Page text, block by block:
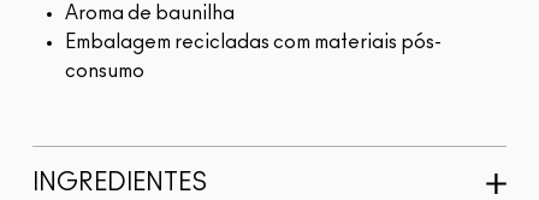
Aroma de baunilha
Embalagem recicladas com materiais pós-
consumo
INGREDIENTES